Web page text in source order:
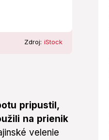
Zdroj: iStock
pripustil,
na prienik
velenie